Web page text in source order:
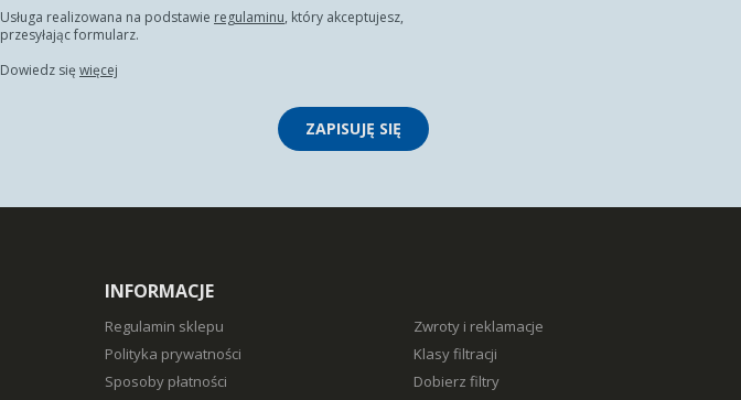
Usługa realizowana na podstawie regulaminu, który akceptujesz,
przesyłając formularz.
Dowiedz się więcej
ZAPISUJĘ SIĘ
INFORMACJE
Regulamin sklepu
Polityka prywatności
Sposoby płatności
Zwroty i reklamacje
Klasy filtracji
Dobierz filtry